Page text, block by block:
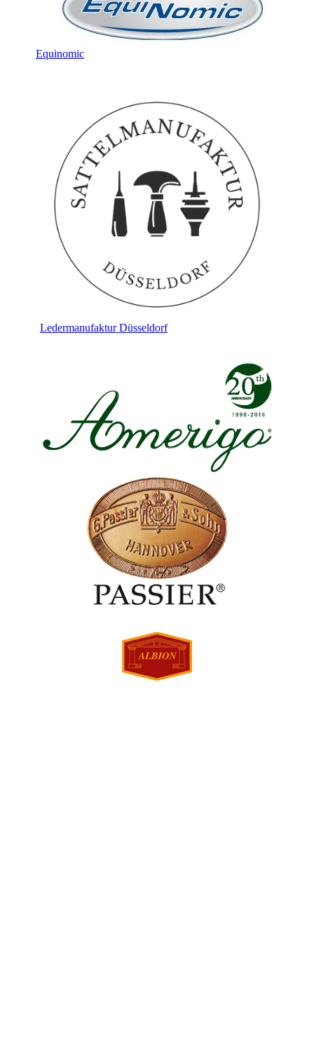
Equinomic
Ledermanufaktur Düsseldorf